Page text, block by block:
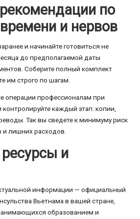
по
и нервов
и начинайте готовиться не
до предполагаемой даты
Соберите полный комплект
им строго по шагам.
операции профессионалам при
контролируйте каждый этап: копии,
Так вы сведете к минимуму риск
и лишних расходов.
и
информации — официальный
Вьетнама в вашей стране,
образованием и